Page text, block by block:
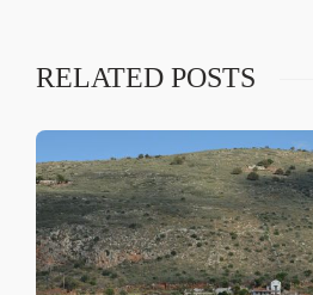
RELATED POSTS